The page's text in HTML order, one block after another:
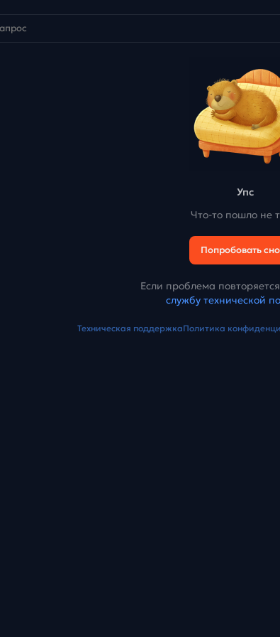
Упс
Что-то пошло не
Попробовать
Если проблема
службу технической
Техническая поддержкаПолитика